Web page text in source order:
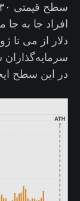
دلار از می تا
در این سطح